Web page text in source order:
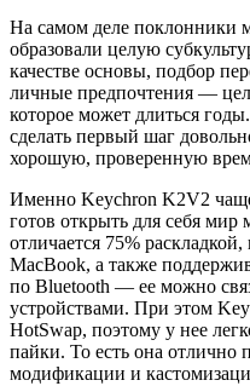
На самом деле поклонники
образовали целую
качестве основы, подбор
личные предпочтения —
которое может длиться
сделать первый шаг
хорошую, проверенную
Именно Keychron K2V2
готов открыть для себя
отличается 75%
MacBook, а также
по Bluetooth — ее можно
устройствами. При этом
HotSwap, поэтому у нее
пайки. То есть она отлично
модификации и